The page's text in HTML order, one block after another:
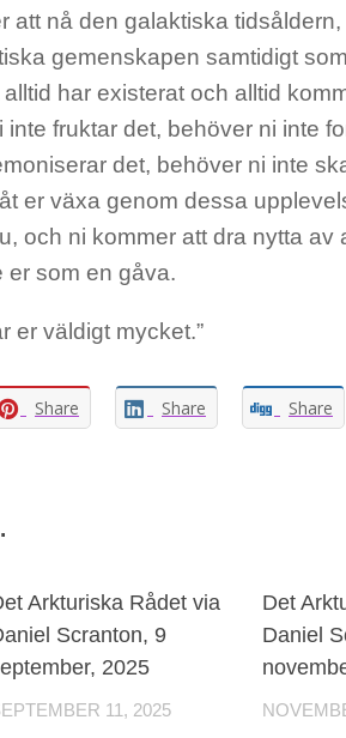
att nå den galaktiska
gemenskapen samtidigt
har existerat och alltid
fruktar det, behöver ni inte
det, behöver ni inte
er växa genom dessa
och ni kommer att dra nytta av
er som en gåva.
er väldigt mycket.”
Share Share Share
Arkturiska Rådet via
Scranton, 9
2025
11, 2025
Det
Daniel